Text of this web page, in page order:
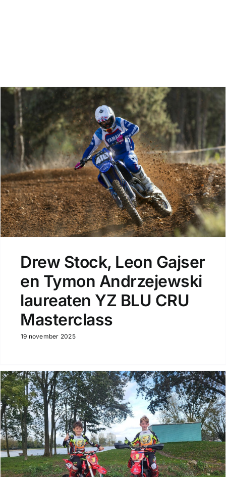
Drew Stock, Leon Gajser
en Tymon Andrzejewski
laureaten YZ BLU CRU
Masterclass
19 november 2025